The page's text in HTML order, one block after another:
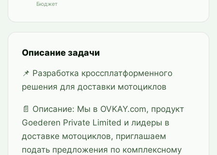
Бюджет
Описание задачи
📌 Разработка кроссплатформенного
решения для доставки мотоциклов
📄 Описание: Мы в OVKAY.com, продукт
Goederen Private Limited и лидеры в
доставке мотоциклов, приглашаем
подать предложения по комплексному